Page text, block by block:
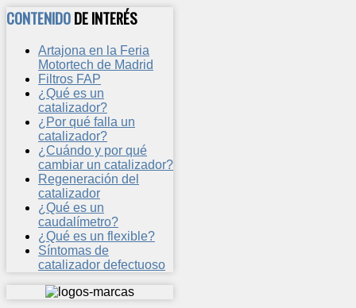
CONTENIDODE INTERÉS
Artajona en la Feria
Motortech de Madrid
Filtros FAP
¿Qué es un
catalizador?
¿Por qué falla un
catalizador?
¿Cuándo y por qué
cambiar un catalizador?
Regeneración del
catalizador
¿Qué es un
caudalímetro?
¿Qué es un flexible?
Síntomas de
catalizador defectuoso